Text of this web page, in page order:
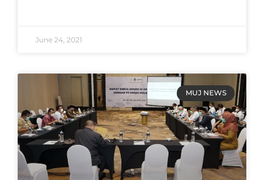
June 24, 2021
MUJ NEWS